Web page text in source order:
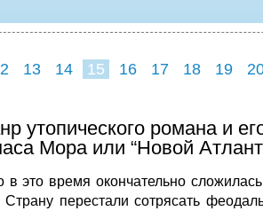
13 14 15 16 17 18 19
утопического романа и
Мора или “Новой
это время окончательно сложилась
Страну перестали сотрясать